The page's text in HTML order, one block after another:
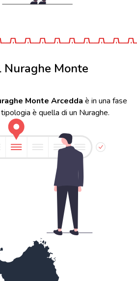
Nuraghe Monte
Monte Arcedda è in una fase
è quella di un Nuraghe.